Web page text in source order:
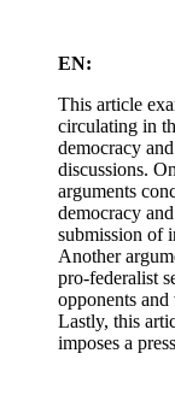
EN:
This article
circulating in
democracy
discussions.
arguments
democracy
submission of
Another
pro-federalist
opponents
Lastly, this
imposes a